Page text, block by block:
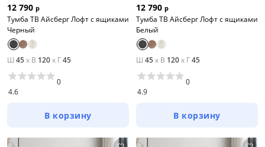
12 790 р
Тумба ТВ Айсберг Лофт с ящиками
Черный
Ш 45x В 120x Г45
4.6
0
В корзину
12 790 р
Тумба ТВ Айсберг Лофт с ящиками
Белый
Ш 45x В 120x Г45
4.9
0
В корзину